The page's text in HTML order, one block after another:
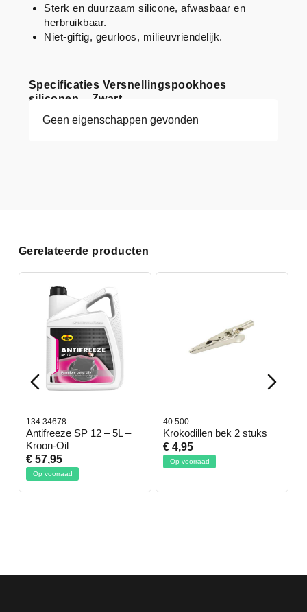
Specificaties Versnellingspookhoes
siliconen – Zwart
Geen eigenschappen gevonden
Sterk en duurzaam silicone, afwasbaar en
herbruikbaar.
Niet-giftig, geurloos, milieuvriendelijk.
Gerelateerde producten
134.34678
Antifreeze SP 12 – 5L –
Kroon-Oil
€ 57,95
Op voorraad
40.500
Krokodillen bek 2 stuks
€ 4,95
Op voorraad